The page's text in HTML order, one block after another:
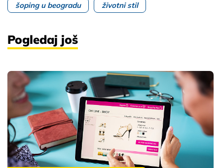
šoping u beogradu životni stil
Pogledaj još